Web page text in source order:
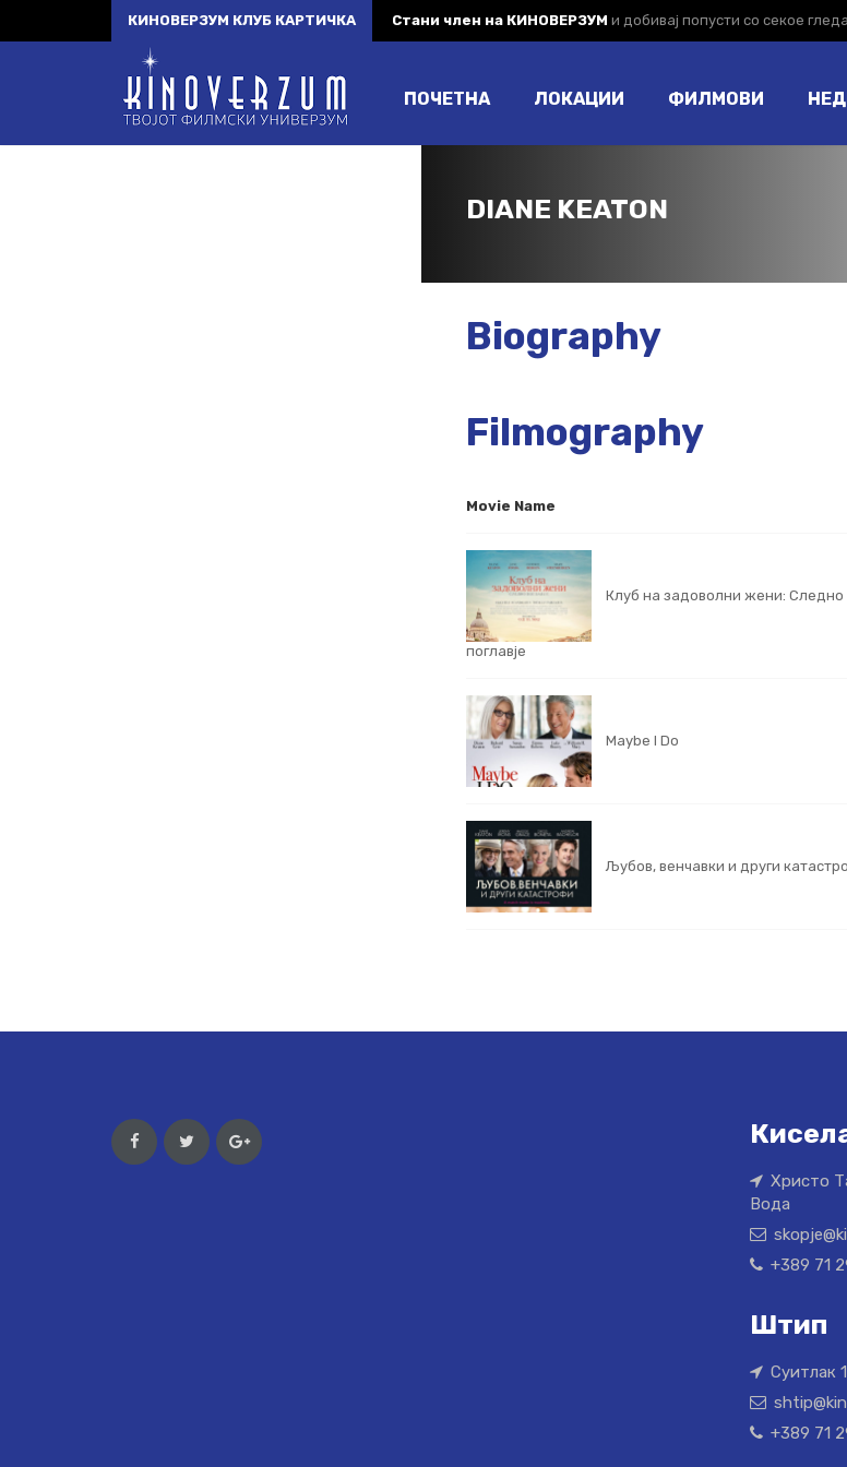
КИНОВЕРЗУМ КЛУБ КАРТИЧКА Стани член на КИНОВЕРЗУМ и добивај попусти со секое
ПОЧЕТНА ЛОКАЦИИ ФИЛМОВИ
DIANE KEATON
Biography
Filmography
Movie Name
Клуб на задоволни жени: Следно
поглавје
Maybe I Do
Љубов, венчавки и други
Христо
Вода
+389 71
Штип
Суитлак
+389 71